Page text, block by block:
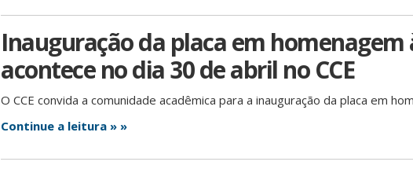
Inauguração da placa em homenagem
acontece no dia 30 de abril no CCE
O CCE convida a comunidade acadêmica para a inauguração da placa em
Continue a leitura » »